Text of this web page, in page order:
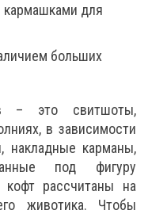
для
больших
– это свитшоты,
в зависимости
карманы,
под фигуру
рассчитаны на
животика. Чтобы